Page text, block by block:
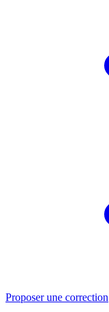
Proposer une correction